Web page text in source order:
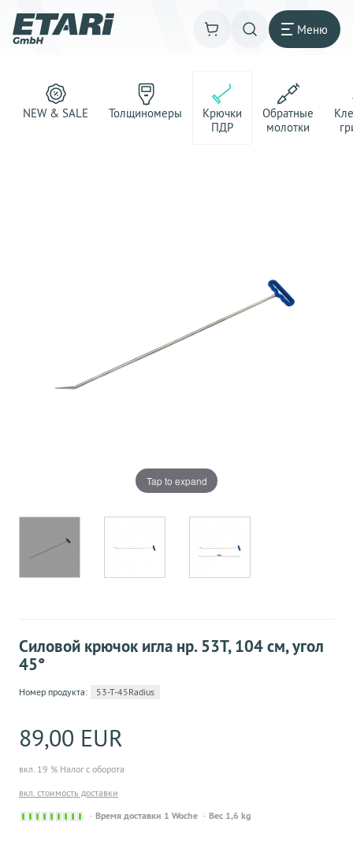
Меню
NEW & SALE Толщиномеры
Крючки
ПДР
Обратные
молотки
Tap to expand
Силовой крючок игла нр. 53Т, 104 см, угол
45°
Номер продукта: 53-T-45Radius
89,00 EUR
вкл. 19 % Налог с оборота
вкл. стоимость доставки
Sofort
Время доставки 1 Woche Вес 1,6 kg